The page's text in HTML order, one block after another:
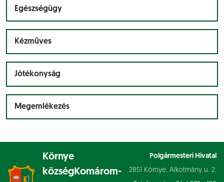
Egészségügy
Kézműves
Jótékonyság
Megemlékezés
Környe
községKomárom-
Polgármesteri Hivatal
2851 Környe, Alkotmány u. 2.